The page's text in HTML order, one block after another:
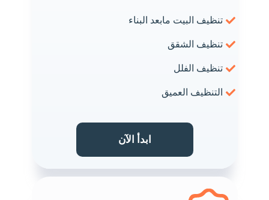
تنظيف البيت مابعد البناء
تنظيف الشقق
تنظيف الفلل
التنظيف العميق
ابدأ الآن